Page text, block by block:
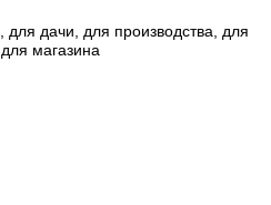
для дачи, для производства, для
магазина